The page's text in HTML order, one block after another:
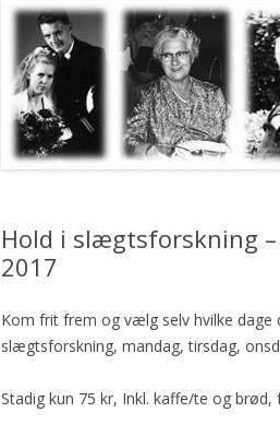
Hold i slægtsforskning
2017
Kom frit frem og vælg selv hvilke
slægtsforskning, mandag, tirsdag,
Stadig kun 75 kr, Inkl. kaffe/te og brød,